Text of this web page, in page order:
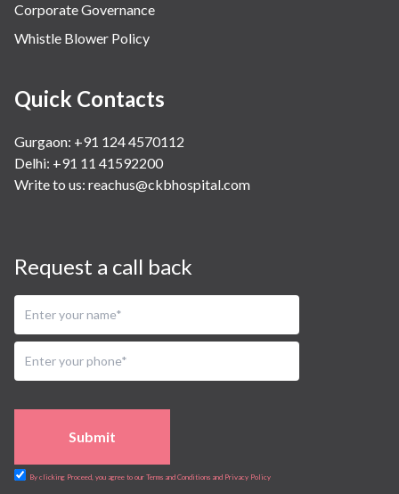
Corporate Governance
Whistle Blower Policy
Quick Contacts
Gurgaon: +91 124 4570112
Delhi: +91 11 41592200
Write to us: reachus@ckbhospital.com
Request a call back
Submit
By clicking Proceed, you agree to our Terms and Conditions and Privacy Policy